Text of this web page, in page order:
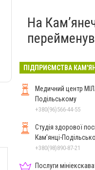
На
ПІДПРИЄМСТВА
Медичний центр
Подільському
+380(96)566-44-55
Студія здорової
Кам’янці-
+380(98)890-87-21
Послуги